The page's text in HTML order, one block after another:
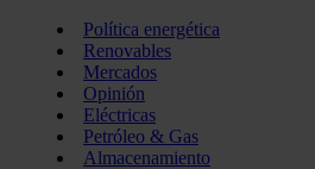
Política energética
Renovables
Mercados
Opinión
Eléctricas
Petróleo & Gas
Almacenamiento